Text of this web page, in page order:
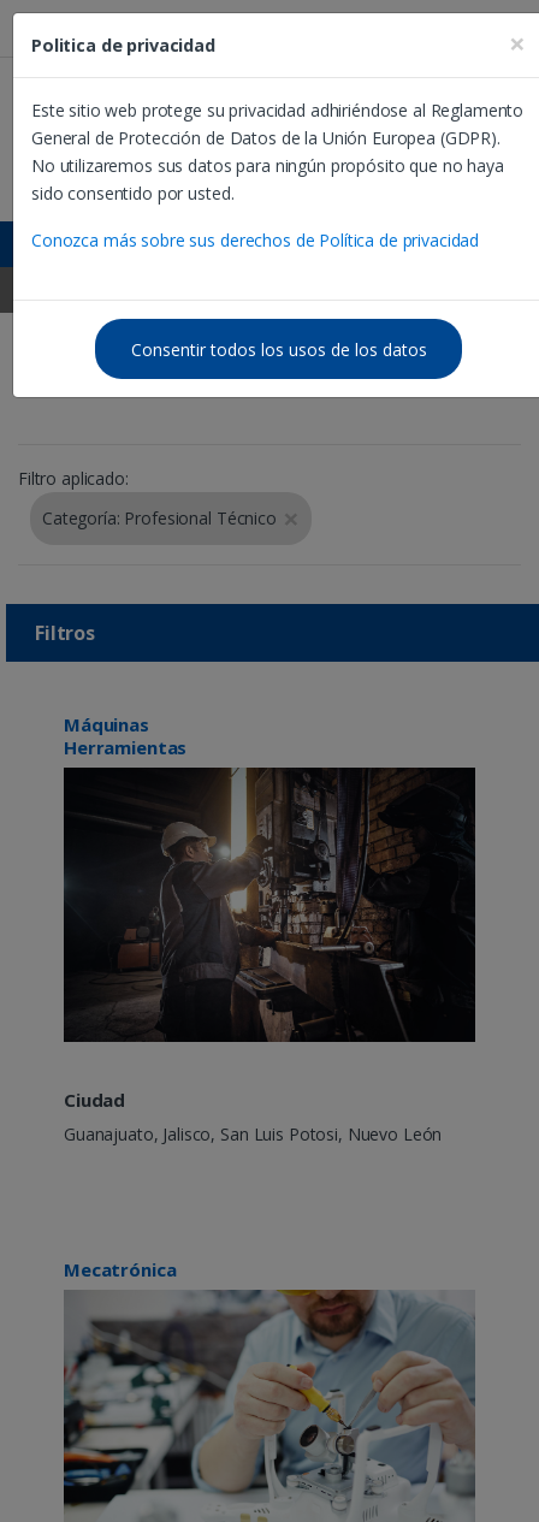
Dualízate ☰
Nuestras carreras
Filtro aplicado:
Categoría: Profesional Técnico ×
Filtros
Máquinas
Herramientas
Ciudad
Guanajuato, Jalisco, San Luis Potosi, Nuevo León
Mecatrónica
Politica de privacidad ×
Este sitio web protege su privacidad adhiriéndose al Reglamento
General de Protección de Datos de la Unión Europea (GDPR).
No utilizaremos sus datos para ningún propósito que no haya
sido consentido por usted.
Conozca más sobre sus derechos de Política de privacidad
Consentir todos los usos de los datos